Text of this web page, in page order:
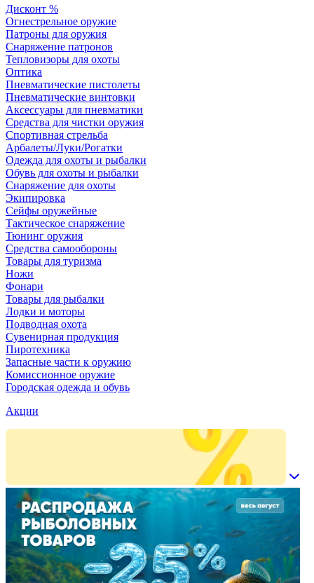
Дисконт %
Огнестрельное оружие
Патроны для оружия
Снаряжение патронов
Тепловизоры для охоты
Оптика
Пневматические пистолеты
Пневматические винтовки
Аксессуары для пневматики
Средства для чистки оружия
Спортивная стрельба
Арбалеты/Луки/Рогатки
Одежда для охоты и рыбалки
Обувь для охоты и рыбалки
Снаряжение для охоты
Экипировка
Сейфы оружейные
Тактическое снаряжение
Тюнинг оружия
Средства самообороны
Товары для туризма
Ножи
Фонари
Товары для рыбалки
Лодки и моторы
Подводная охота
Сувенирная продукция
Пиротехника
Запасные части к оружию
Комиссионное оружие
Городская одежда и обувь
Акции